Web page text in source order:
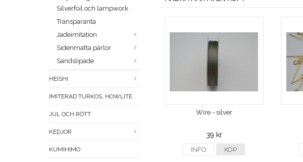
Silverfoil och lampwork
Transparanta
Jadeimitation
Sidenmatta pärlor
Sandslipade
HEISHI
IMITERAD TURKOS, HOWLITE
JUL OCH RÖTT
KEDJOR
KUMIHIMO
Wire - silver
39 kr
INFO KÖP